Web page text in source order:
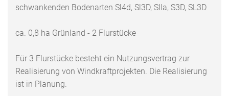
schwankenden Bodenarten Sl4d, Sl3D, SIIa, S3D, SL3D
ca. 0,8 ha Grünland - 2 Flurstücke
Für 3 Flurstücke besteht ein Nutzungsvertrag zur
Realisierung von Windkraftprojekten. Die Realisierung
ist in Planung.